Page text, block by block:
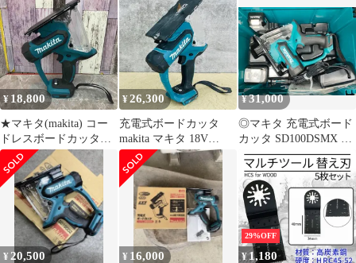
ーカッタ 本体のみ
CS004GZ 工具 電動 切
断 カッター
¥ 18,800
★マキタ(makita) コー
ドレスボードカッタ
SD180DZ【八潮店】
¥26,300
充電式ボードカッタ
makita マキタ 18V
SD180D グリーン コー
ドレス 充電式 本体のみ
石こうボード 【中古】
動作保証/517188
¥31,000
◎マキタ 充電式ボード
カッタ SD100DSMX バ
ッテリ2個、充電器、ケ
ース付 モータ異音無
し、動作確認済み
¥ 20,500 ¥ 16,000
29%OFF
¥1,180